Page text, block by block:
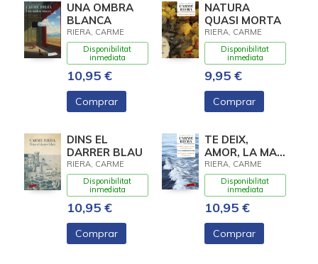
UNA OMBRA
BLANCA
RIERA, CARME
Disponibilitat
inmediata
10,95 €
Comprar
NATURA
QUASI MORTA
RIERA, CARME
Disponibilitat
inmediata
9,95 €
Comprar
DINS EL
DARRER BLAU
RIERA, CARME
Disponibilitat
inmediata
10,95 €
Comprar
TE DEIX,
AMOR, LA MAR
COM A
PENYORA. JO
POS PER
TESTIMONI
LES GAVINES
RIERA, CARME
Disponibilitat
inmediata
10,95 €
Comprar